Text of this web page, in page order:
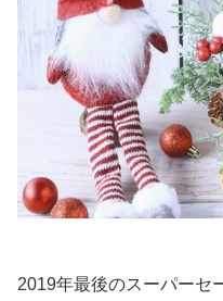
2019年最後のスーパーセ